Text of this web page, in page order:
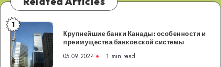
Крупнейшие
банки
Канады:
особенности
1
Крупнейшие банки Канады: особенности и
преимущества банковской системы
05.09.2024 1 min read